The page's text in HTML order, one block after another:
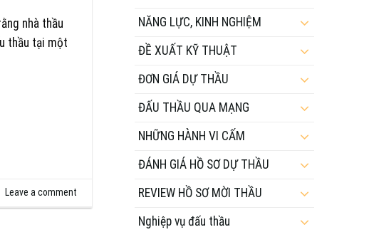
nhà thầu
thầu tại một
Leave a comment
NĂNG LỰC, KINH NGHIỆM
ĐỀ XUẤT KỸ THUẬT
ĐƠN GIÁ DỰ THẦU
ĐẤU THẦU QUA MẠNG
NHỮNG HÀNH VI CẤM
ĐÁNH GIÁ HỒ SƠ DỰ THẦU
REVIEW HỒ SƠ MỜI THẦU
Nghiệp vụ đấu thầu